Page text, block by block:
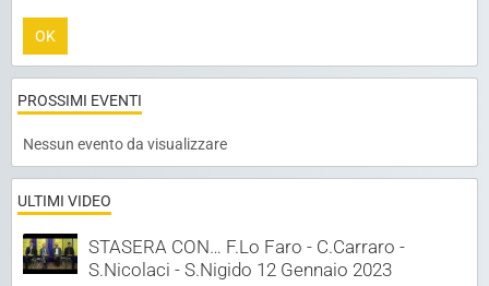
OK
PROSSIMI EVENTI
Nessun evento da visualizzare
ULTIMI VIDEO
STASERA CON… F.Lo Faro - C.Carraro -
S.Nicolaci - S.Nigido 12 Gennaio 2023